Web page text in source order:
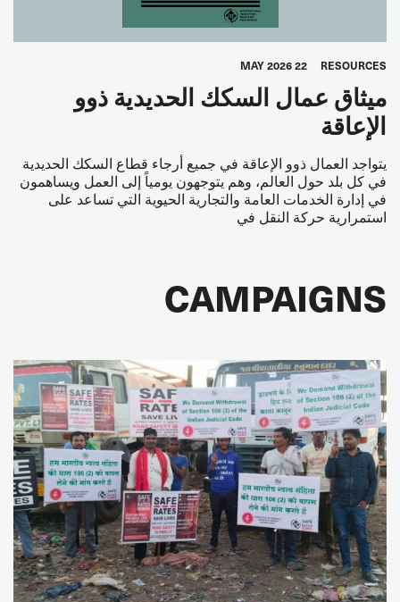
RESOURCES
22 MAY 2026
ميثاق عمال السكك الحديدية ذوو
الإعاقة
يتواجد العمال ذوو الإعاقة في جميع أرجاء قطاع السكك الحديدية
في كل بلد حول العالم، وهم يتوجهون يومياً إلى العمل ويساهمون
في إدارة الخدمات العامة والتجارية الحيوية التي تساعد على
استمرارية حركة النقل في
CAMPAIGNS